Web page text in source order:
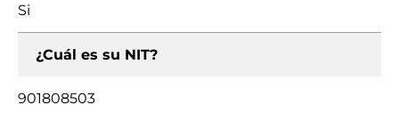
Si
¿Cuál es su NIT?
901808503